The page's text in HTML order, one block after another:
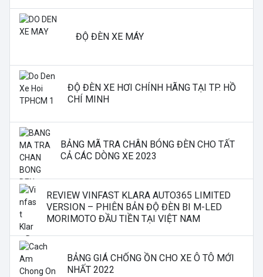
ĐỘ ĐÈN XE MÁY
ĐỘ ĐÈN XE HƠI CHÍNH HÃNG TẠI TP. HỒ
CHÍ MINH
BẢNG MÃ TRA CHÂN BÓNG ĐÈN CHO TẤT
CẢ CÁC DÒNG XE 2023
REVIEW VINFAST KLARA AUTO365 LIMITED
VERSION – PHIÊN BẢN ĐỘ ĐÈN BI M-LED
MORIMOTO ĐẦU TIỀN TẠI VIỆT NAM
BẢNG GIÁ CHỐNG ỒN CHO XE Ô TÔ MỚI
NHẤT 2022